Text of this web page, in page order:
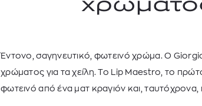
Έντονο, σαγηνευτικό, φωτεινό χρώμα. Ο
χρώματος για τα χείλη. Το Lip Maestro, το
φωτεινό από ένα ματ κραγιόν και, ταυτόχρονα,